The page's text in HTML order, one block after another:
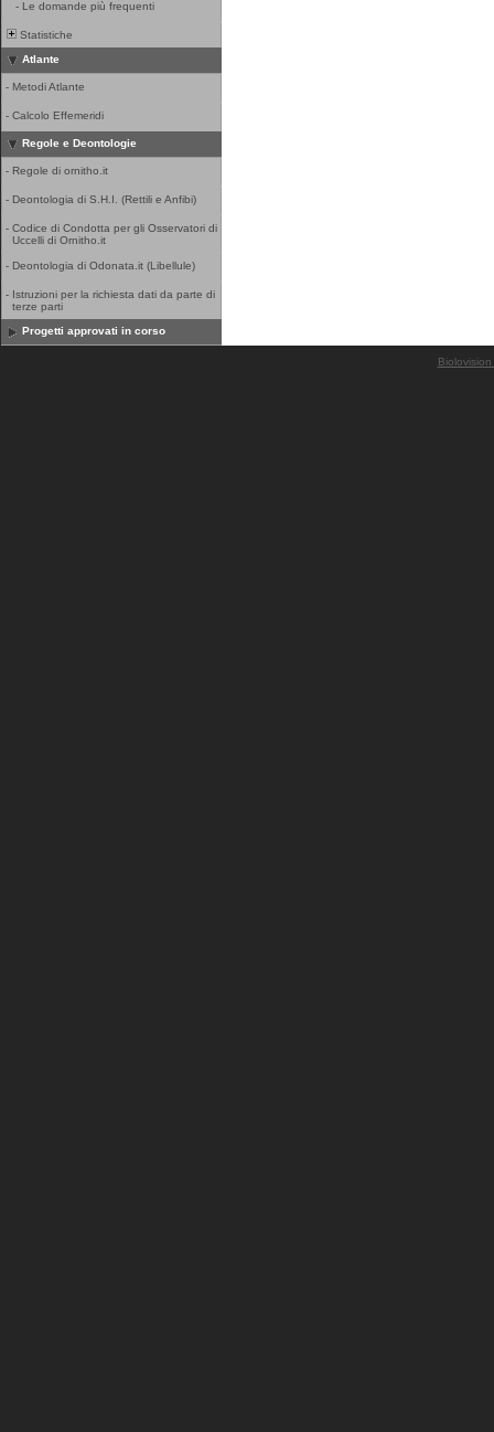
- Le domande più frequenti
Statistiche
Atlante
- Metodi Atlante
- Calcolo Effemeridi
Regole e Deontologie
- Regole di ornitho.it
- Deontologia di S.H.I. (Rettili e Anfibi)
- Codice di Condotta per gli Osservatori di
Uccelli di Ornitho.it
- Deontologia di Odonata.it (Libellule)
- Istruzioni per la richiesta dati da parte di
terze parti
Progetti approvati in corso
Biolovision